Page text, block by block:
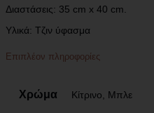
Διαστάσεις: 35 cm x 40 cm.
Υλικά: Τζιν ύφασμα
Επιπλέον πληροφορίες
Χρώμα Κίτρινο, Μπλε